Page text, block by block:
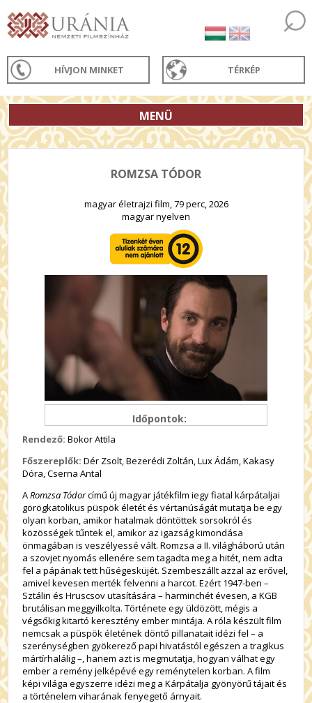
HÍVJON MINKET TÉRKÉP
MENÜ
ROMZSA TÓDOR
magyar életrajzi film, 79 perc, 2026
magyar nyelven
Időpontok:
Rendező: Bokor Attila
Főszereplők: Dér Zsolt, Bezerédi Zoltán, Lux Ádám, Kakasy
Dóra, Cserna Antal
ARomzsa Tódorcímű új magyar játékfilm iegy fiatal kárpátaljai
görögkatolikus püspök életét és vértanúságát mutatja be egy
olyan korban, amikor hatalmak döntöttek sorsokról és
közösségek tűntek el, amikor az igazság kimondása
önmagában is veszélyessé vált. Romzsa a II. világháború után
a szovjet nyomás ellenére sem tagadta meg a hitét, nem adta
fel a pápának tett hűségesküjét. Szembeszállt azzal az erővel,
amivel kevesen merték felvenni a harcot. Ezért 1947-ben –
Sztálin és Hruscsov utasítására – harminchét évesen, a KGB
brutálisan meggyilkolta. Története egy üldözött, mégis a
végsőkig kitartó keresztény ember mintája. A róla készült film
nemcsak a püspök életének döntő pillanatait idézi fel – a
szerénységben gyökerező papi hivatástól egészen a tragikus
mártírhalálig –, hanem azt is megmutatja, hogyan válhat egy
ember a remény jelképévé egy reménytelen korban. A film
képi világa egyszerre idézi meg a Kárpátalja gyönyörű tájait és
a történelem viharának fenyegető árnyait.